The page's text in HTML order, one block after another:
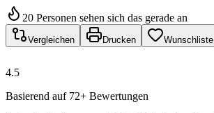
20 Personen sehen sich das gerade an
Vergleichen Drucken Wunschliste
4.5
Basierend auf 72+ Bewertungen